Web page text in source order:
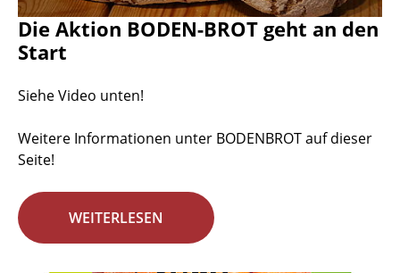
Die Aktion BODEN-BROT geht an den
Start
Siehe Video unten!
Weitere Informationen unter BODENBROT auf dieser
Seite!
WEITERLESEN